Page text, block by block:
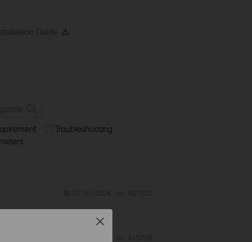
Guide
Troubleshooting
07-31-2026 407202
415708
Close